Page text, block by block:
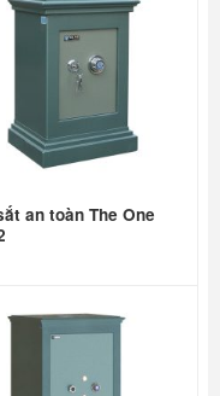
an toàn The One